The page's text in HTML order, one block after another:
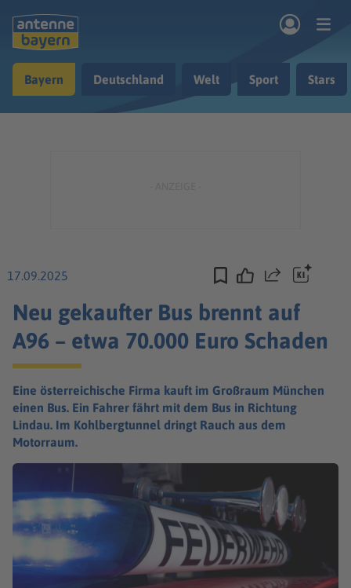
Musik & Radio
Bayern Deutschland Welt Sport Stars
17.09.2025 Teilen
Neu gekaufter Bus brennt auf
A96 – etwa 70.000 Euro Schaden
Eine österreichische Firma kauft im Großraum München
einen Bus. Ein Fahrer fährt mit dem Bus in Richtung
Lindau. Im Kohlbergtunnel dringt Rauch aus dem
Motorraum.